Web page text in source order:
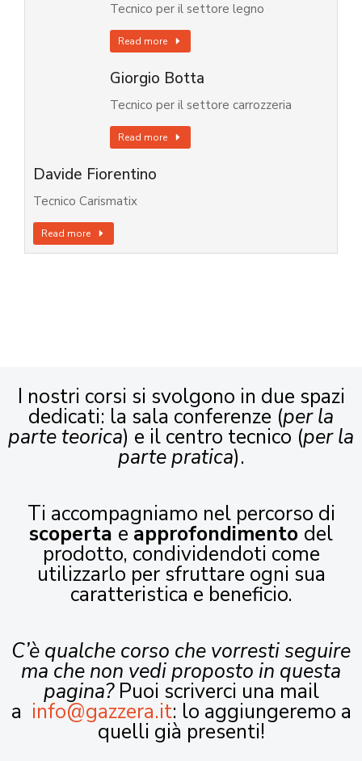
Tecnico per il settore legno
Read more
Giorgio Botta
Tecnico per il settore carrozzeria
Read more
Davide Fiorentino
Tecnico Carismatix
Read more
I nostri corsi si svolgono in due spazi
dedicati: la sala conferenze (per la
parte teorica) e il centro tecnico (per la
parte pratica).
Ti accompagniamo nel percorso di
scoperta e approfondimento del
prodotto, condividendoti come
utilizzarlo per sfruttare ogni sua
caratteristica e beneficio.
C’è qualche corso che vorresti seguire
ma che non vedi proposto in questa
pagina?Puoi scriverci una mail
a info@gazzera.it: lo aggiungeremo a
quelli già presenti!